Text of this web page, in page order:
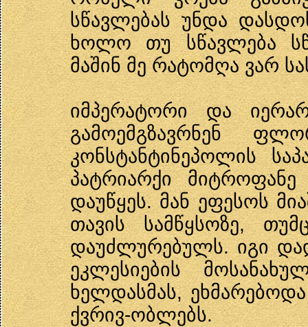
სწავლებას უნდა
ხოლო თუ სწავლება
მაშინ მე რატომღა ვარ
იმპერატორი და
გამოემგზავრნენ
კონსტანტინეპოლის
პატრიარქი
დაუწყეს. მან ეფესოს
თავის სამწყსოზე,
დაუძლურებულს. იგი
ეკლესიების
ხელდასმას,
ქვრივ-ობლებს.